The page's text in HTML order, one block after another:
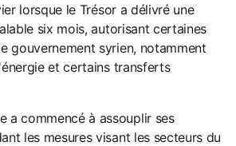
lorsque le Trésor a délivré une
six mois, autorisant certaines
gouvernement syrien, notamment
et certains transferts
a commencé à assouplir ses
les mesures visant les secteurs du